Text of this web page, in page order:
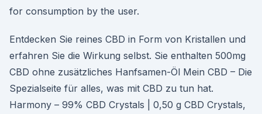
for consumption by the user.
Entdecken Sie reines CBD in Form von Kristallen und
erfahren Sie die Wirkung selbst. Sie enthalten 500mg
CBD ohne zusätzliches Hanfsamen-Öl Mein CBD – Die
Spezialseite für alles, was mit CBD zu tun hat.
Harmony – 99% CBD Crystals | 0,50 g CBD Crystals,